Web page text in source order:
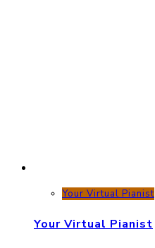
Your Virtual Pianist
Your Virtual Pianist